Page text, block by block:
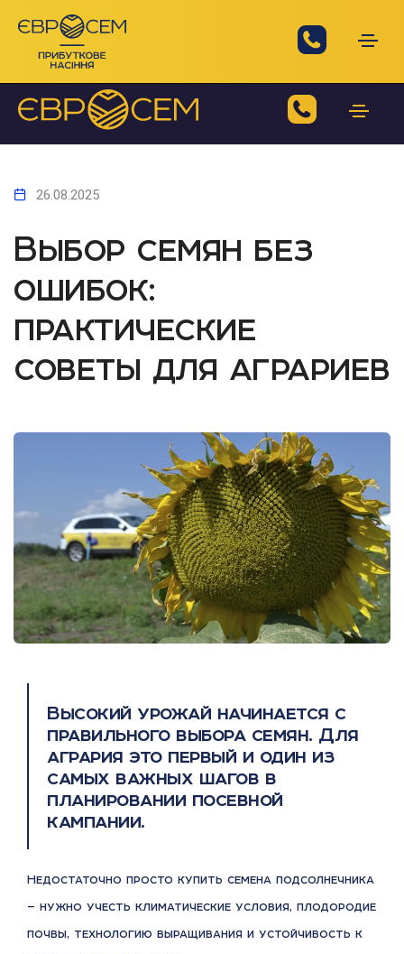
26.08.2025
Выбор семян без
ошибок:
практические
советы для аграриев
Высокий урожай начинается с
правильного выбора семян. Для
агрария это первый и один из
самых важных шагов в
планировании посевной
кампании.
Недостаточно просто купить семена подсолнечника
— нужно учесть климатические условия, плодородие
почвы, технологию выращивания и устойчивость к